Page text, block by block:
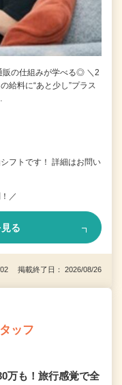
販の仕組みが学べる◎ ＼2
給料に“あと少し”プラス
フトです！ 詳細はお問い
／
る
02 掲載終了日： 2026/08/26
ッフ
万も！旅行感覚で全